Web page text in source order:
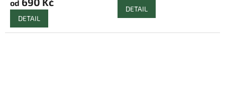
od
DETAIL
DETAIL